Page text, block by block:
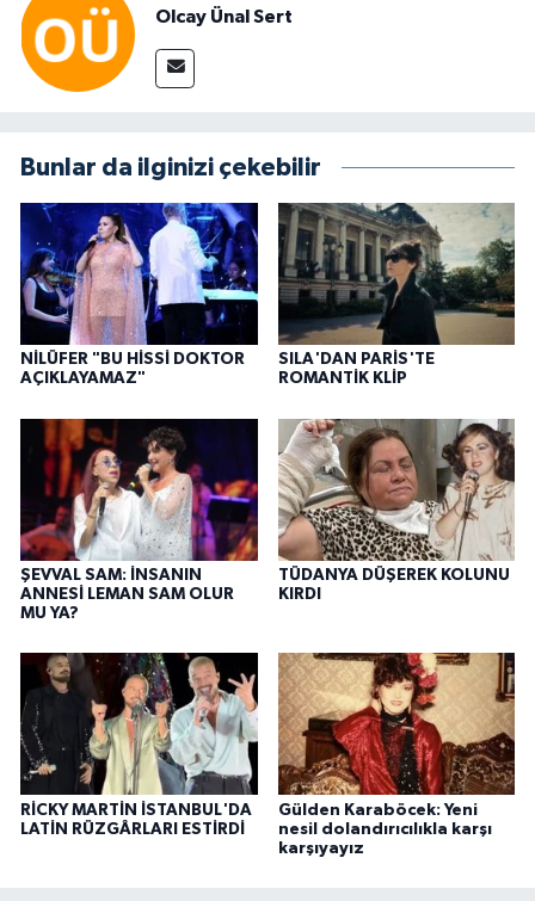
Olcay Ünal Sert
Bunlar da ilginizi çekebilir
NİLÜFER "BU HİSSİ DOKTOR
AÇIKLAYAMAZ"
SILA'DAN PARİS'TE
ROMANTİK KLİP
ŞEVVAL SAM: İNSANIN
ANNESİ LEMAN SAM OLUR
MU YA?
TÜDANYA DÜŞEREK KOLUNU
KIRDI
RİCKY MARTİN İSTANBUL'DA
LATİN RÜZGÂRLARI ESTİRDİ
Gülden Karaböcek: Yeni
nesil dolandırıcılıkla karşı
karşıyayız